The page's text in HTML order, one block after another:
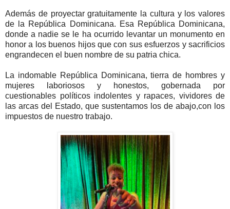
Además de proyectar gratuitamente la cultura y los valores
de la República Dominicana. Esa República Dominicana,
donde a nadie se le ha ocurrido levantar un monumento en
honor a los buenos hijos que con sus esfuerzos y sacrificios
engrandecen el buen nombre de su patria chica.
La indomable República Dominicana, tierra de hombres y
mujeres laboriosos y honestos, gobernada por
cuestionables políticos indolentes y rapaces, vividores de
las arcas del Estado, que sustentamos los de abajo,con los
impuestos de nuestro trabajo.